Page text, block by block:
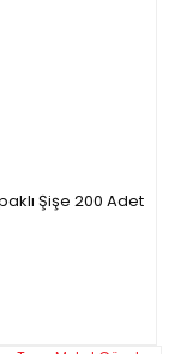
Şişe 200 Adet